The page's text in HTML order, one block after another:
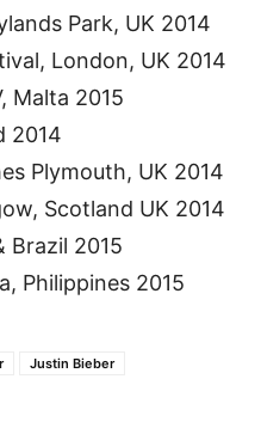
Park, UK 2014
London, UK 2014
Malta 2015
2014
Plymouth, UK 2014
Scotland UK 2014
Brazil 2015
Philippines 2015
Justin Bieber